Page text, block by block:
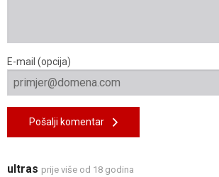
E-mail (opcija)
Pošalji komentar
ultras prije više od 18 godina